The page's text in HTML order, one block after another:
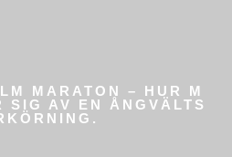
MARATON – HUR M
SIG AV EN ÅNGVÄLTS